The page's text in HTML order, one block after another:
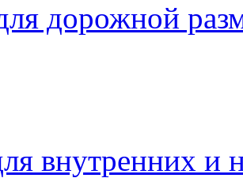
дорожной
внутренних и